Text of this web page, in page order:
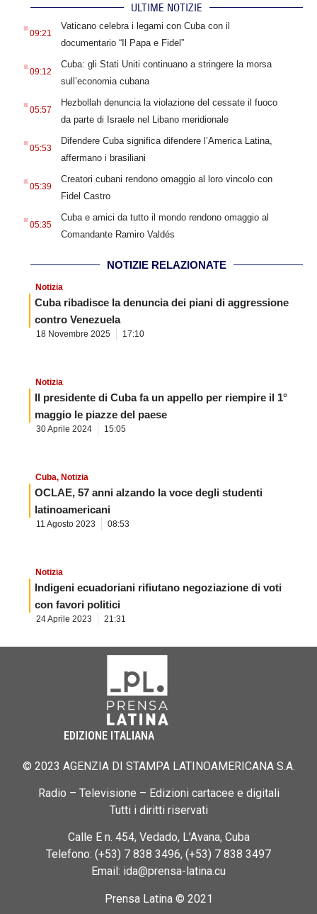
ULTIME NOTIZIE
.09:21
Vaticano celebra i legami con Cuba con il
documentario “Il Papa e Fidel”
.09:12
Cuba: gli Stati Uniti continuano a stringere la morsa
sull’economia cubana
.05:57
Hezbollah denuncia la violazione del cessate il fuoco
da parte di Israele nel Libano meridionale
.05:53
Difendere Cuba significa difendere l’America Latina,
affermano i brasiliani
.05:39
Creatori cubani rendono omaggio al loro vincolo con
Fidel Castro
.05:35
Cuba e amici da tutto il mondo rendono omaggio al
Comandante Ramiro Valdés
NOTIZIE RELAZIONATE
Notizia
Cuba ribadisce la denuncia dei piani di aggressione
contro Venezuela
18 Novembre 2025 17:10
Notizia
Il presidente di Cuba fa un appello per riempire il 1°
maggio le piazze del paese
30 Aprile 2024 15:05
Cuba, Notizia
OCLAE, 57 anni alzando la voce degli studenti
latinoamericani
11 Agosto 2023 08:53
Notizia
Indigeni ecuadoriani rifiutano negoziazione di voti
con favori politici
24 Aprile 2023 21:31
EDIZIONE ITALIANA
© 2023 AGENZIA DI STAMPA LATINOAMERICANA S.A.
Radio – Televisione – Edizioni cartacee e digitali
Tutti i diritti riservati
Calle E n. 454, Vedado, L’Avana, Cuba
Telefono: (+53) 7 838 3496, (+53) 7 838 3497
Email: ida@prensa-latina.cu
Prensa Latina © 2021